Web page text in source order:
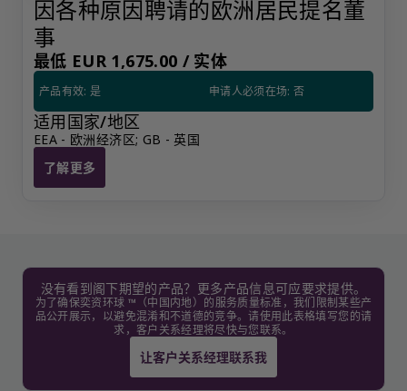
因各种原因聘请的欧洲居民提名董
事
最低 EUR 1,675.00 /实体
产品有效: 是 申请人必须在场: 否
适用国家/地区
EEA - 欧洲经济区; GB - 英国
了解更多
因各种原因聘请的欧洲居民提名董事
没有看到阁下期望的产品？更多产品信息可应要求提供。
为了确保奕资环球 ™（中国内地）的服务质量标准，我们限制某些产
品公开展示，以避免混淆和不道德的竞争。请使用此表格填写您的请
求，客户关系经理将尽快与您联系。
让客户关系经理联系我